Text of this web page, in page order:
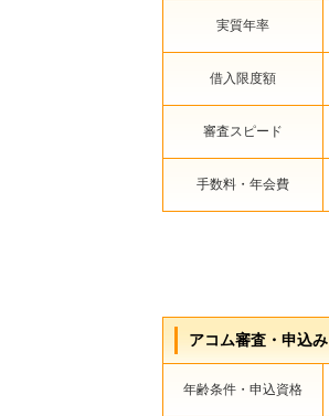
実質年率
借入限度額
審査スピード
手数料・年会費
アコム審査・申込み
年齢条件・申込資格